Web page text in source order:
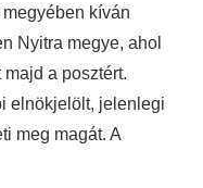
kíván
Nyitra megye, ahol
a posztért.
elnökjelölt, jelenlegi
meg magát. A